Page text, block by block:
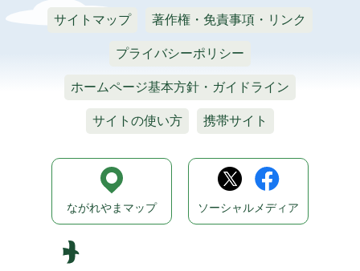
サイトマップ 著作権・免責事項・リンク
プライバシーポリシー
ホームページ基本方針・ガイドライン
サイトの使い方 携帯サイト
ながれやまマップ ソーシャルメディア